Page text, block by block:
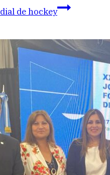
de hockey